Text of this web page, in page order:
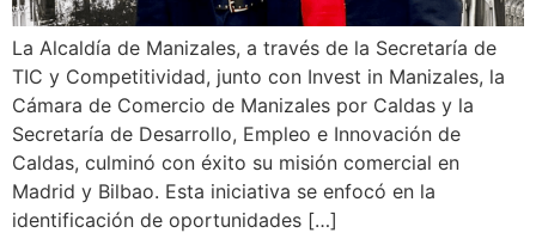
La Alcaldía de Manizales, a través de la Secretaría de
TIC y Competitividad, junto con Invest in Manizales, la
Cámara de Comercio de Manizales por Caldas y la
Secretaría de Desarrollo, Empleo e Innovación de
Caldas, culminó con éxito su misión comercial en
Madrid y Bilbao. Esta iniciativa se enfocó en la
identificación de oportunidades […]